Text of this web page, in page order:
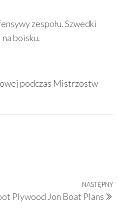
zespołu. Szwedki
boisku.
podczas Mistrzostw
NASTĘPNY
Plywood Jon Boat Plans